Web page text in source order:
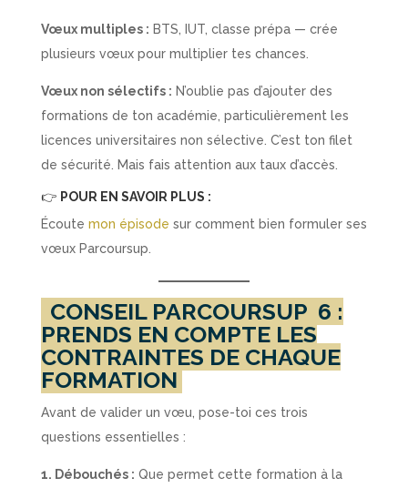
Vœux multiples : BTS, IUT, classe prépa — crée
plusieurs vœux pour multiplier tes chances.
Vœux non sélectifs : N’oublie pas d’ajouter des
formations de ton académie, particulièrement les
licences universitaires non sélective. C’est ton filet
de sécurité. Mais fais attention aux taux d’accès.
👉 POUR EN SAVOIR PLUS :
Écoute mon épisode sur comment bien formuler ses
vœux Parcoursup.
CONSEIL PARCOURSUP 6 :
PRENDS EN COMPTE LES
CONTRAINTES DE CHAQUE
FORMATION
Avant de valider un vœu, pose-toi ces trois
questions essentielles :
1. Débouchés : Que permet cette formation à la